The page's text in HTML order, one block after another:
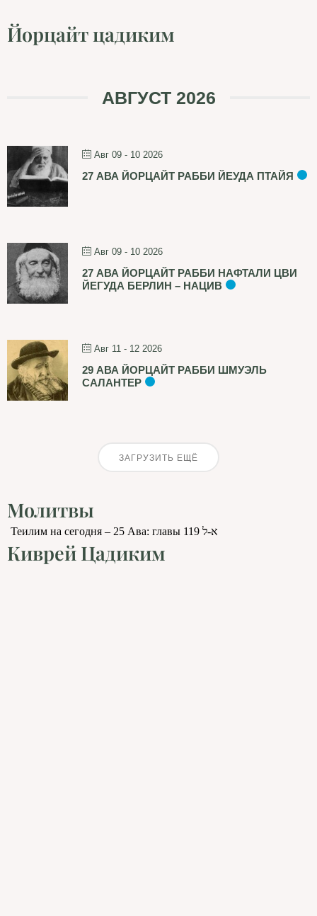
Йорцайт цадиким
АВГУСТ 2026
Авг 09 - 10 2026
27 АВА ЙОРЦАЙТ РАББИ ЙЕУДА ПТАЙЯ
Авг 09 - 10 2026
27 АВА ЙОРЦАЙТ РАББИ НАФТАЛИ ЦВИ
ЙЕГУДА БЕРЛИН – НАЦИВ
Авг 11 - 12 2026
29 АВА ЙОРЦАЙТ РАББИ ШМУЭЛЬ
САЛАНТЕР
ЗАГРУЗИТЬ ЕЩЁ
Молитвы
Теилим на сегодня – 25 Ава: главы 119 א-ל
Киврей Цадиким